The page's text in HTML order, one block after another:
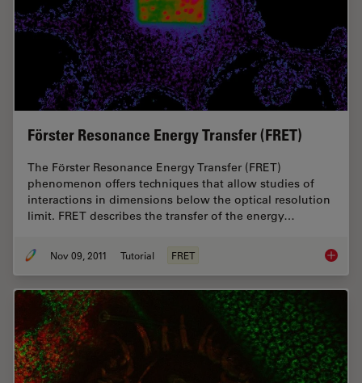
Förster Resonance Energy Transfer (FRET)
The Förster Resonance Energy Transfer (FRET)
phenomenon offers techniques that allow studies of
interactions in dimensions below the optical resolution
limit. FRET describes the transfer of the energy…
Nov 09, 2011 Tutorial FRET Förster